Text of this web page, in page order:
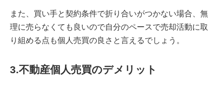
また、買い手と契約条件で折り合いがつかない場合、無
理に売らなくても良いので自分のペースで売却活動に取
り組める点も個人売買の良さと言えるでしょう。
3.不動産個人売買のデメリット